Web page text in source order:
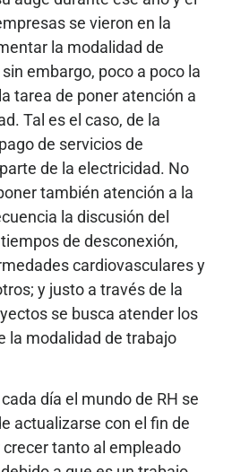
se vieron en la
la modalidad de
embargo, poco a poco la
tarea de poner atención a
Tal es el caso, de la
de servicios de
de la electricidad. No
también atención a la
la discusión del
de desconexión,
cardiovasculares y
y justo a través de la
se busca atender los
la modalidad de trabajo
día el mundo de RH se
actualizarse con el fin de
tanto al empleado